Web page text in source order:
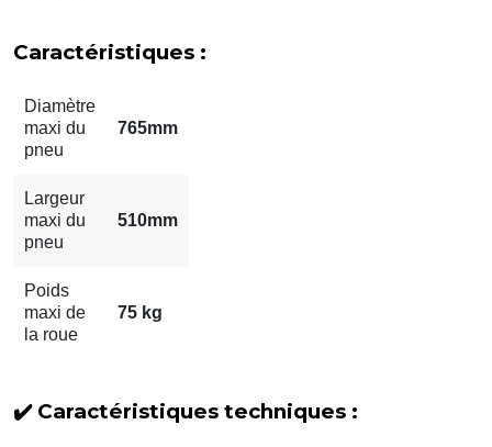
Caractéristiques :
Diamètre
maxi du
pneu
765mm
Largeur
maxi du
pneu
510mm
Poids
maxi de
la roue
75 kg
✔️ Caractéristiques techniques :